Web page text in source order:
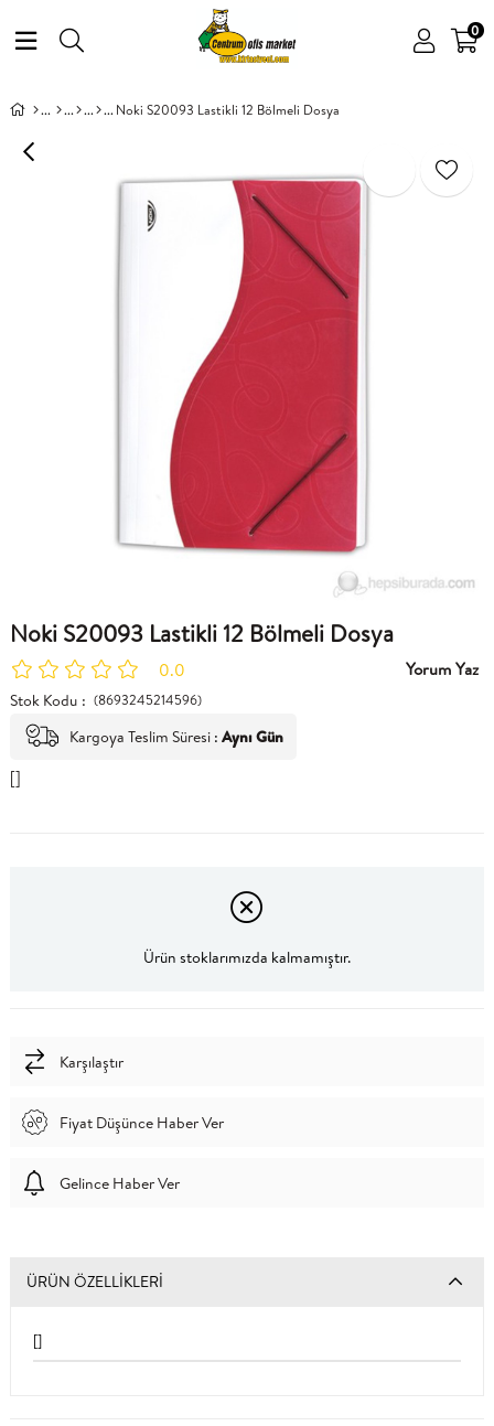
0
Noki S20093 Lastikli 12 Bölmeli Dosya
Noki S20093 Lastikli 12 Bölmeli Dosya
0.0 Yorum Yaz
Stok Kodu (8693245214596)
Kargoya Teslim Süresi : Aynı Gün
[]
Ürün stoklarımızda kalmamıştır.
Karşılaştır
Fiyat Düşünce Haber Ver
Gelince Haber Ver
ÜRÜN ÖZELLIKLERI
[]